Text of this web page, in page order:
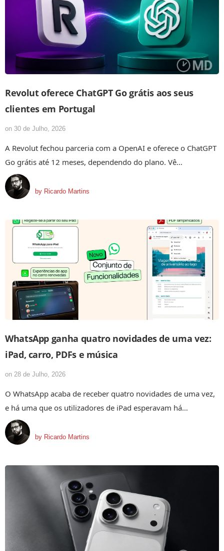
Revolut oferece ChatGPT Go grátis aos seus
clientes em Portugal
on 30 de Julho, 2026
A Revolut fechou parceria com a OpenAI e oferece o ChatGPT
Go grátis até 12 meses, dependendo do plano. Vê…
by Ricardo Martins
WhatsApp ganha quatro novidades de uma vez:
iPad, carro, PDFs e música
on 28 de Julho, 2026
O WhatsApp acaba de receber quatro novidades de uma vez,
e há uma que os utilizadores de iPad esperavam há…
by Ricardo Martins